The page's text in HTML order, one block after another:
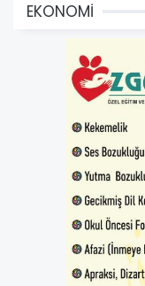
EKONOMİ